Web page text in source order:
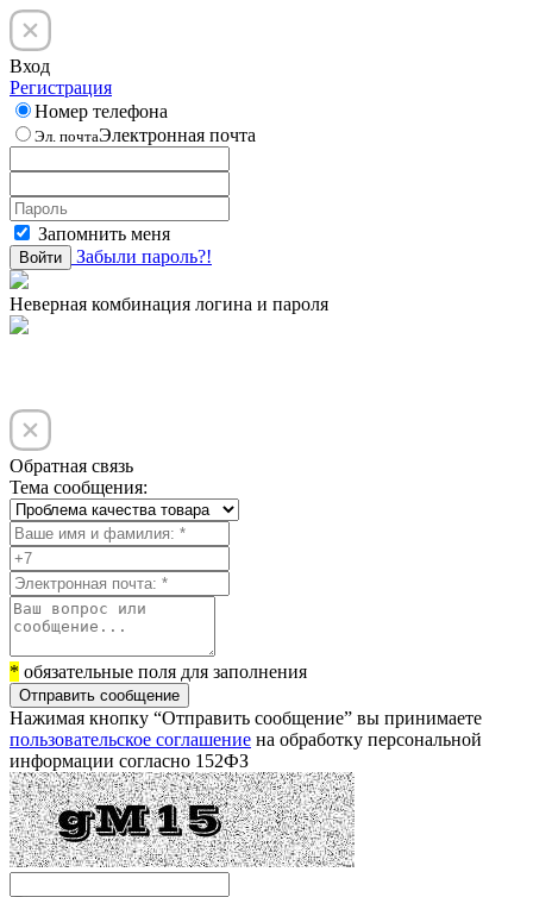
Вход
Регистрация
Номер телефона
Эл. почтаЭлектронная почта
Запомнить меня
Войти Забыли пароль?!
Неверная комбинация логина и пароля
Обратная связь
Тема сообщения:
* обязательные поля для заполнения
Отправить сообщение
Нажимая кнопку “Отправить сообщение” вы принимаете
пользовательское соглашение на обработку персональной
информации согласно 152ФЗ